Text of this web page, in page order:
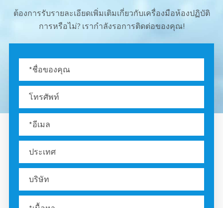
ต้องการรับรายละเอียดเพิ่มเติมเกี่ยวกับเครื่องมือห้องปฏิบัติ
การหรือไม่? เรากำลังรอการติดต่อของคุณ!